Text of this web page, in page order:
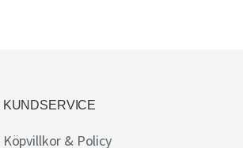
KUNDSERVICE
Köpvillkor & Policy